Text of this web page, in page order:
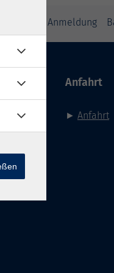
zur Anmeldung
Anfahrt
► Anfahrt